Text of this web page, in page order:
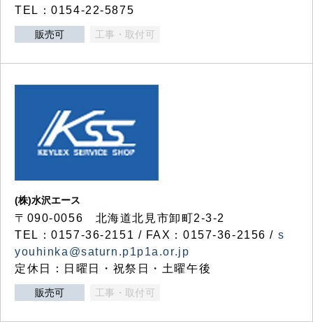
TEL：0154-22-5875
販売可 工事・取付可
(株)水沢エース
〒090-0056 北海道北見市卸町2-3-2
TEL：0157-36-2151 / FAX：0157-36-2156 / s
youhinka@saturn.p1p1a.or.jp
定休日：日曜日・祝祭日・土曜午後
販売可 工事・取付可